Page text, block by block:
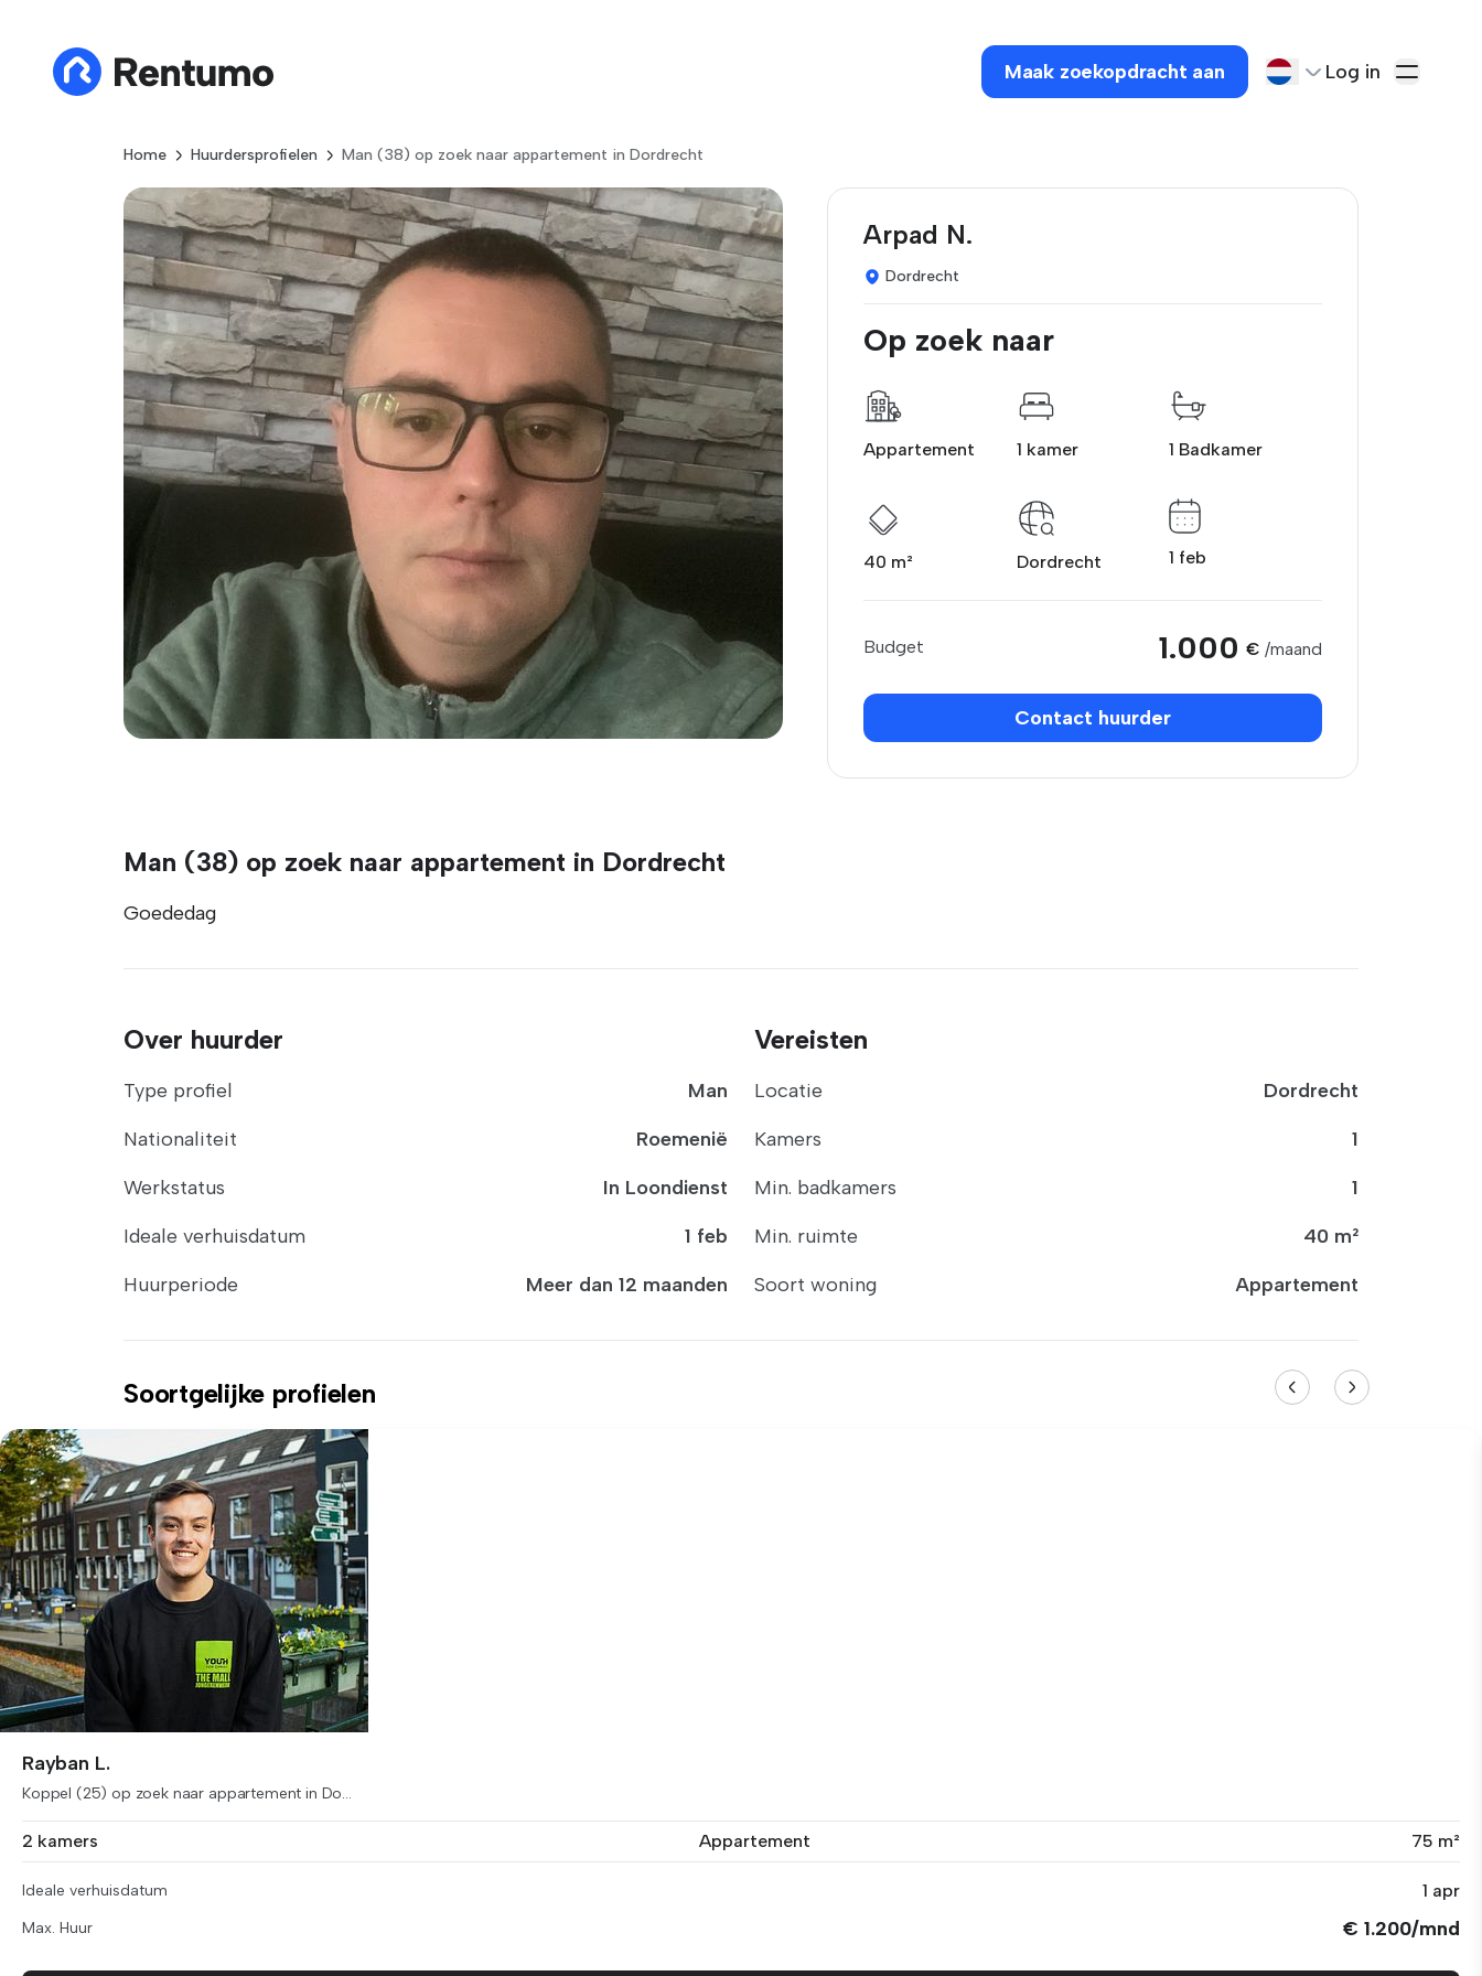
Maak zoekopdracht aan Log in
Home Huurdersprofielen Man (38) op zoek naar appartement in Dordrecht
Arpad N.
Dordrecht
Op zoek naar
Appartement 1 kamer 1 Badkamer
40 m² Dordrecht 1 feb
Budget 1.000 € /maand
Contact huurder
Man (38) op zoek naar appartement in Dordrecht
Goededag
Over huurder
Type profiel
Man
Nationaliteit
Roemenië
Werkstatus
In Loondienst
Ideale verhuisdatum
1 feb
Huurperiode
Meer dan 12 maanden
Vereisten
Locatie
Dordrecht
Kamers
1
Min. badkamers
1
Min. ruimte
40 m²
Soort woning
Appartement
Soortgelijke profielen
Rayban L.
Koppel (25) op zoek naar appartement in Do...
2 kamers Appartement 75 m²
Ideale verhuisdatum 1 apr
Max. Huur € 1.200/mnd